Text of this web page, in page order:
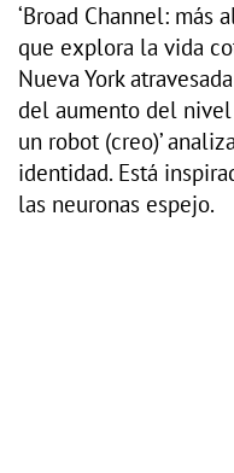
‘Broad Channel: más
que explora la vida
Nueva York
del aumento del nivel
un robot (creo)’
identidad. Está
las neuronas espejo.